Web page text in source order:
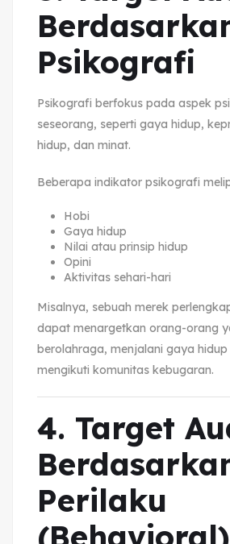
Psikografi
Psikografi berfokus pada aspek
seseorang, seperti gaya hidup,
hidup, dan minat.
Beberapa indikator psikografi
Hobi
Gaya hidup
Nilai atau prinsip hidup
Opini
Aktivitas sehari-hari
Misalnya, sebuah merek
dapat menargetkan orang-orang
berolahraga, menjalani gaya
mengikuti komunitas kebugaran.
4. Target
Perilaku